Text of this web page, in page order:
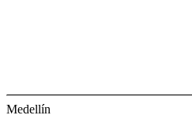
Medellín